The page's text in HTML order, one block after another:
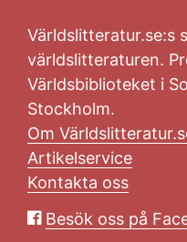
Världslitteratur.se:s
världslitteraturen.
Världsbiblioteket i
Stockholm.
Om
Artikelservice
Kontakta oss
Besök oss på